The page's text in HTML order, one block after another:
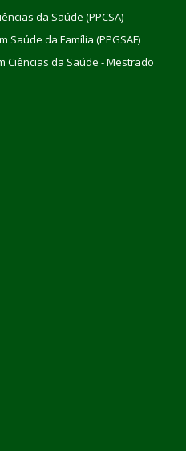
da Saúde (PPCSA)
Saúde da Família (PPGSAF)
Ciências da Saúde - Mestrado